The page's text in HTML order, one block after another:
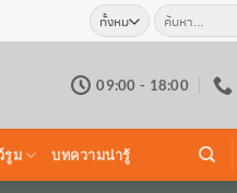
ค้นหา:
09:00 - 18:00
รูม บทความน่ารู้